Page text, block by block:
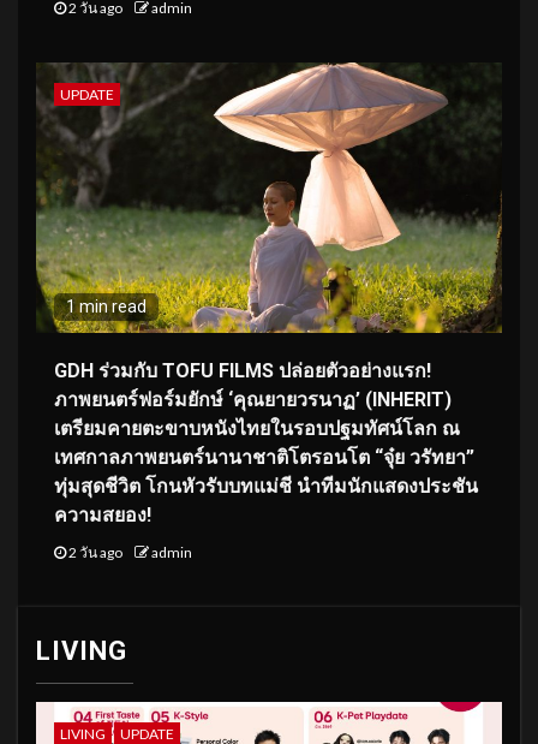
2 วัน ago admin
UPDATE
1 min read
GDH ร่วมกับ TOFU FILMS ปล่อยตัวอย่างแรก!
ภาพยนตร์ฟอร์มยักษ์ ‘คุณยายวรนาฏ’ (INHERIT)
เตรียมคายตะขาบหนังไทยในรอบปฐมทัศน์โลก ณ
เทศกาลภาพยนตร์นานาชาติโตรอนโต “จุ๋ย วรัทยา”
ทุ่มสุดชีวิต โกนหัวรับบทแม่ชี นำทีมนักแสดงประชัน
ความสยอง!
2 วัน ago admin
LIVING
LIVING UPDATE